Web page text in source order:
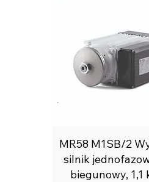
MR58 M1SB/2
silnik
biegunowy, 1,1